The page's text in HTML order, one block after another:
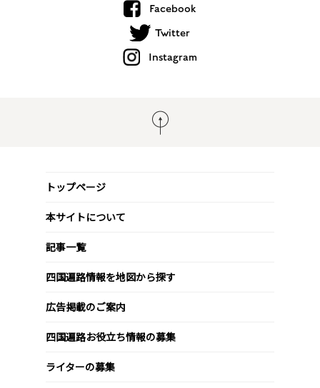
Facebook
Twitter
Instagram
トップページ
本サイトについて
記事一覧
四国遍路情報を地図から探す
広告掲載のご案内
四国遍路お役立ち情報の募集
ライターの募集